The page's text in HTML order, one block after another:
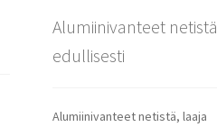
Alumiinivanteet netistä
edullisesti
Alumiinivanteet netistä, laaja